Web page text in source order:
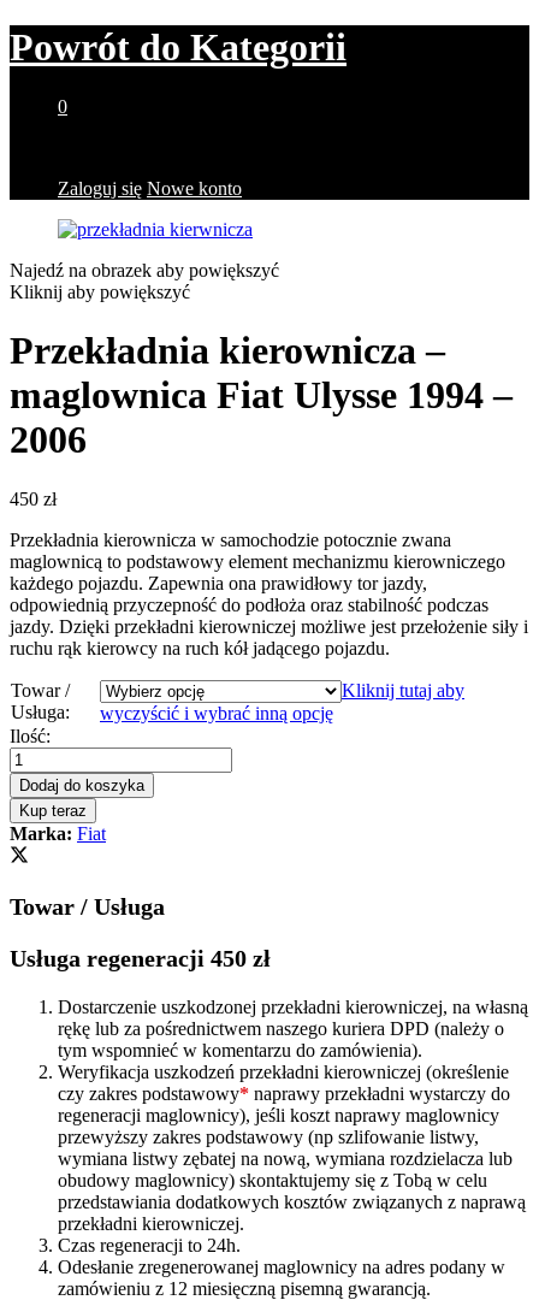
Powrót do Kategorii
0
Zaloguj się Nowe konto
Najedź na obrazek aby powiększyć
Kliknij aby powiększyć
Przekładnia kierownicza –
maglownica Fiat Ulysse 1994 –
2006
450 zł
Przekładnia kierownicza w samochodzie potocznie zwana
maglownicą to podstawowy element mechanizmu kierowniczego
każdego pojazdu. Zapewnia ona prawidłowy tor jazdy,
odpowiednią przyczepność do podłoża oraz stabilność podczas
jazdy. Dzięki przekładni kierowniczej możliwe jest przełożenie siły i
ruchu rąk kierowcy na ruch kół jadącego pojazdu.
Towar /
Usługa:
Kliknij tutaj aby
wyczyścić i wybrać inną opcję
Przekładnia
kierownicza
-
maglownica
Fiat
Ulysse
1994
2006
Ilość:
Dodaj do koszyka
Kup teraz
Marka: Fiat
Towar / Usługa
Usługa regeneracji 450 zł
Dostarczenie uszkodzonej przekładni kierowniczej, na własną
rękę lub za pośrednictwem naszego kuriera DPD (należy o
tym wspomnieć w komentarzu do zamówienia).
Weryfikacja uszkodzeń przekładni kierowniczej (określenie
czy zakres podstawowy* naprawy przekładni wystarczy do
regeneracji maglownicy), jeśli koszt naprawy maglownicy
przewyższy zakres podstawowy (np szlifowanie listwy,
wymiana listwy zębatej na nową, wymiana rozdzielacza lub
obudowy maglownicy) skontaktujemy się z Tobą w celu
przedstawiania dodatkowych kosztów związanych z naprawą
przekładni kierowniczej.
Czas regeneracji to 24h.
Odesłanie zregenerowanej maglownicy na adres podany w
zamówieniu z 12 miesięczną pisemną gwarancją.